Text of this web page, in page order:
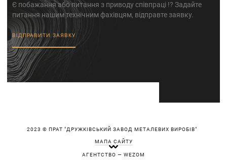
Є побажання або питання з приводу співпраці !? Задайте
питання нашим технічним фахівцям, відправте заявку.
ВІДПРАВИТИ ЗАЯВКУ
2023 © ПРАТ "ДРУЖКІВСЬКИЙ ЗАВОД МЕТАЛЕВИХ ВИРОБІВ"
МАПА САЙТУ
АГЕНТСТВО — WEZOM